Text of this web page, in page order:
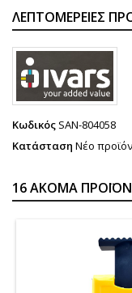
ΛΕΠΤΟΜΈΡΕΙΕΣ
Κωδικός SAN-804058
Κατάσταση Νέο προϊόν
16 ΑΚΌΜΑ